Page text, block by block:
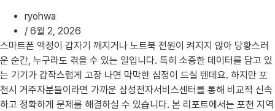
ryohwa
/ 6월 2, 2026
스마트폰 액정이 갑자기 깨지거나 노트북 전원이 켜지지 않아 당황스러
운 순간, 누구라도 겪을 수 있는 일입니다. 특히 소중한 데이터를 담고 있
는 기기가 갑작스럽게 고장 나면 막막한 심정이 드실 텐데요. 하지만 포
천시 거주자분들이라면 가까운 삼성전자서비스센터를 통해 비교적 신속
하고 정확하게 문제를 해결하실 수 있습니다. 본 리포트에서는 포천 지역